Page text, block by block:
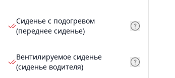
Сиденье с подогревом
(переднее сиденье)
Вентилируемое сиденье
(сиденье водителя)